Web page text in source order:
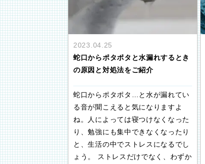
2023.04.25
蛇口からポタポタと水漏れするとき
の原因と対処法をご紹介
蛇口からポタポタ…と水が漏れてい
る音が聞こえると気になりますよ
ね。人によっては寝つけなくなった
り、勉強にも集中できなくなったり
と、生活の中でストレスになるでし
ょう。 ストレスだけでなく、わずか